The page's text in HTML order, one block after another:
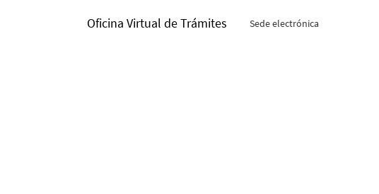
Oficina Virtual de Trámites Sede electrónica